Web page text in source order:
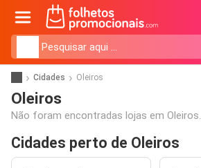
Cidades Oleiros
Oleiros
Não foram encontradas lojas em Oleiros.
Cidades perto de Oleiros